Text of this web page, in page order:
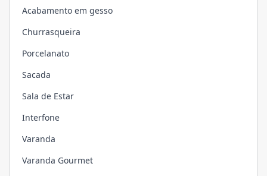
Acabamento em gesso
Churrasqueira
Porcelanato
Sacada
Sala de Estar
Interfone
Varanda
Varanda Gourmet